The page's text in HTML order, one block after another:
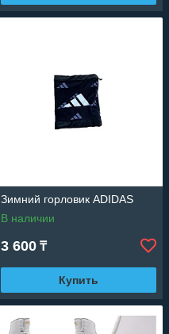
Зимний горловик ADIDAS
В наличии
3 600 ₸
Купить